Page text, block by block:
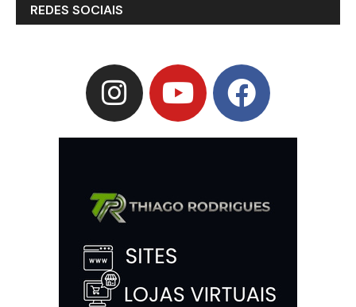
REDES SOCIAIS